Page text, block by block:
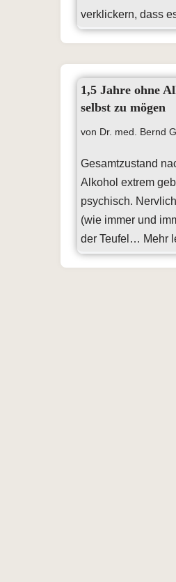
verklickern, dass
1,5 Jahre ohne
selbst zu mögen
von Dr. med. Bernd
Gesamtzustand
Alkohol extrem
psychisch.
(wie immer und
der Teufel… Mehr